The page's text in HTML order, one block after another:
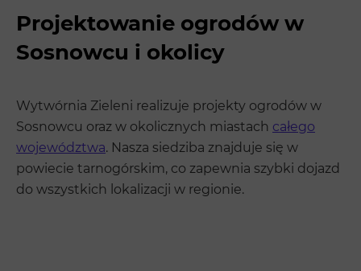
Projektowanie ogrodów w
Sosnowcu i okolicy
Wytwórnia Zieleni realizuje projekty ogrodów w
Sosnowcu oraz w okolicznych miastach całego
województwa. Nasza siedziba znajduje się w
powiecie tarnogórskim, co zapewnia szybki dojazd
do wszystkich lokalizacji w regionie.